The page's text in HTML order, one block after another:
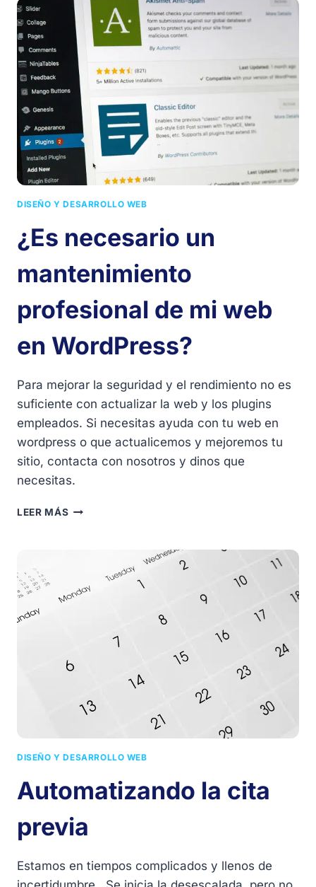
NECESITA
UNA
WEB?
TODO
LO
QUE
DEBES
SABER
DISEÑO Y DESARROLLO WEB
¿Es necesario un
mantenimiento
profesional de mi web
en WordPress?
Para mejorar la seguridad y el rendimiento no es
suficiente con actualizar la web y los plugins
empleados. Si necesitas ayuda con tu web en
wordpress o que actualicemos y mejoremos tu
sitio, contacta con nosotros y dinos que
necesitas.
LEER MÁS¿ES
MANTENIMIENTO
PROFESIONAL
MI
WORDPRESS?
DISEÑO Y DESARROLLO WEB
Automatizando la cita
previa
Estamos en tiempos complicados y llenos de